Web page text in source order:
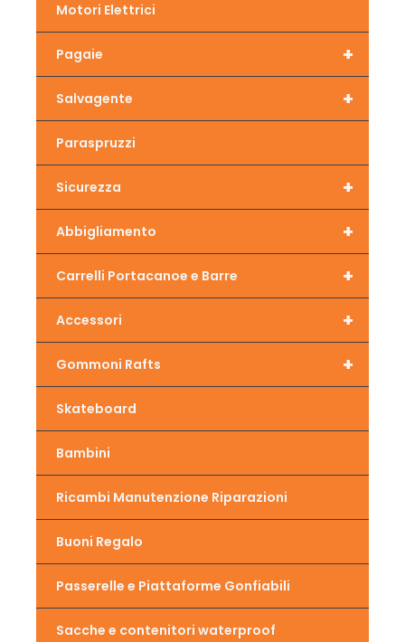
Motori Elettrici
+
Pagaie
+
Salvagente
Paraspruzzi
+
Sicurezza
+
Abbigliamento
+
Carrelli Portacanoe e Barre
+
Accessori
+
Gommoni Rafts
Skateboard
Bambini
Ricambi Manutenzione Riparazioni
Buoni Regalo
Passerelle e Piattaforme Gonfiabili
Sacche e contenitori waterproof